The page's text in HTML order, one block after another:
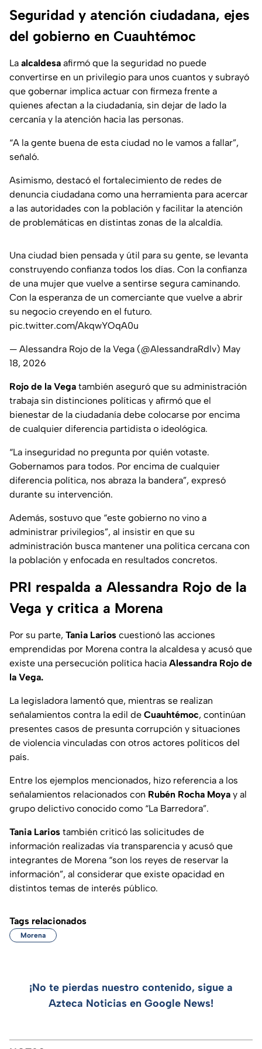
Seguridad y atención ciudadana, ejes
del gobierno en Cuauhtémoc
La alcaldesa afirmó que la seguridad no puede
convertirse en un privilegio para unos cuantos y subrayó
que gobernar implica actuar con firmeza frente a
quienes afectan a la ciudadanía, sin dejar de lado la
cercanía y la atención hacia las personas.
“A la gente buena de esta ciudad no le vamos a fallar”,
señaló.
Asimismo, destacó el fortalecimiento de redes de
denuncia ciudadana como una herramienta para acercar
a las autoridades con la población y facilitar la atención
de problemáticas en distintas zonas de la alcaldía.
Una ciudad bien pensada y útil para su gente, se levanta
construyendo confianza todos los días. Con la confianza
de una mujer que vuelve a sentirse segura caminando.
Con la esperanza de un comerciante que vuelve a abrir
su negocio creyendo en el futuro.
pic.twitter.com/AkqwYOqA0u
— Alessandra Rojo de la Vega (@AlessandraRdlv) May
18, 2026
Rojo de la Vega también aseguró que su administración
trabaja sin distinciones políticas y afirmó que el
bienestar de la ciudadanía debe colocarse por encima
de cualquier diferencia partidista o ideológica.
“La inseguridad no pregunta por quién votaste.
Gobernamos para todos. Por encima de cualquier
diferencia política, nos abraza la bandera”, expresó
durante su intervención.
Además, sostuvo que “este gobierno no vino a
administrar privilegios”, al insistir en que su
administración busca mantener una política cercana con
la población y enfocada en resultados concretos.
PRI respalda a Alessandra Rojo de la
Vega y critica a Morena
Por su parte, Tania Larios cuestionó las acciones
emprendidas por Morena contra la alcaldesa y acusó que
existe una persecución política hacia Alessandra Rojo de
la Vega.
La legisladora lamentó que, mientras se realizan
señalamientos contra la edil de Cuauhtémoc, continúan
presentes casos de presunta corrupción y situaciones
de violencia vinculadas con otros actores políticos del
país.
Entre los ejemplos mencionados, hizo referencia a los
señalamientos relacionados con Rubén Rocha Moya y al
grupo delictivo conocido como “La Barredora”.
Tania Larios también criticó las solicitudes de
información realizadas vía transparencia y acusó que
integrantes de Morena “son los reyes de reservar la
información”, al considerar que existe opacidad en
distintos temas de interés público.
Tags relacionados
Morena
¡No te pierdas nuestro contenido, sigue a
Azteca Noticias en Google News!